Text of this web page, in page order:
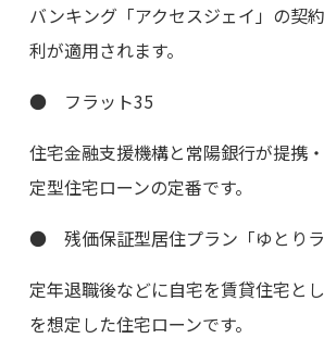
バンキング「アクセスジェイ」の契
利が適用されます。
● フラット35
住宅金融支援機構と常陽銀行が提携
定型住宅ローンの定番です。
● 残価保証型居住プラン「ゆとりラ
定年退職後などに自宅を賃貸住宅と
を想定した住宅ローンです。